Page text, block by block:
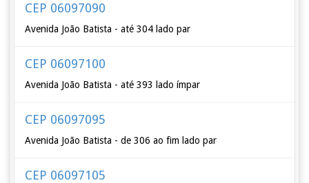
CEP 06097090
Avenida João Batista - até 304 lado par
CEP 06097100
Avenida João Batista - até 393 lado ímpar
CEP 06097095
Avenida João Batista - de 306 ao fim lado par
CEP 06097105